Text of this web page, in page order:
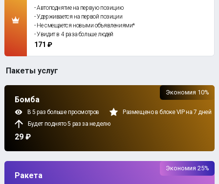
- Автоподнятие на первую позицию
- Удерживается на первой позиции
- Не смещается новыми объявлениями*
- Увидит в 4 раза больше людей
171 ₽
Пакеты услуг
Бомба
В 5 раз больше просмотров
Размещено в блоке VIP на 7 дней
Будет поднято 5 раз за неделю
29 ₽
Экономия 10%
Ракета
Экономия 25%